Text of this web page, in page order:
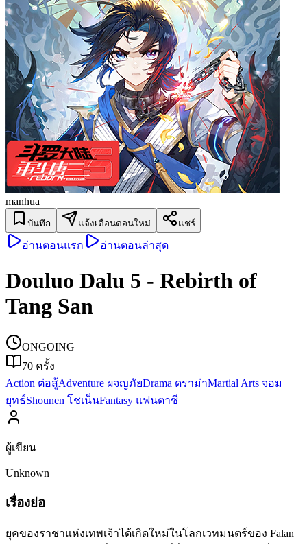
manhua
บันทึก แจ้งเตือนตอนใหม่ แชร์
อ่านตอนแรก อ่านตอนล่าสุด
Douluo Dalu 5 - Rebirth of
Tang San
ONGOING
70 ครั้ง
Action ต่อสู้Adventure ผจญภัยDrama ดราม่าMartial Arts จอม
ยุทธ์Shounen โชเน็นFantasy แฟนตาซี
ผู้เขียน
Unknown
เรื่องย่อ
ยุคของราชาแห่งเทพเจ้าได้เกิดใหม่ในโลกเวทมนตร์ของ Falan